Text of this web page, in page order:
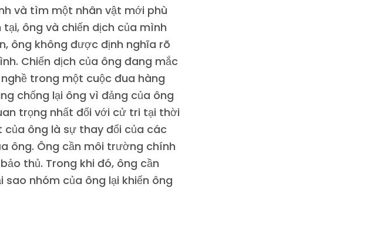
tôi
và tìm một nhân vật mới phù
ông và chiến dịch của mình
ông không được định nghĩa rõ
Chiến dịch của ông đang mắc
trong một cuộc đua hàng
chống lại ông vì đảng của ông
trọng nhất đối với cử tri tại thời
của ông là sự thay đổi của các
ông. Ông cần môi trường chính
thủ. Trong khi đó, ông cần
nhóm của ông lại khiến ông